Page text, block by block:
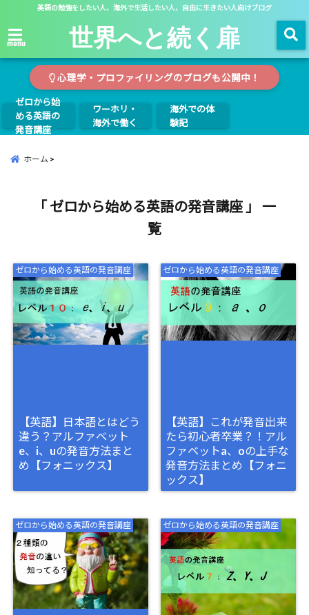
英語の勉強をしたい人、海外で生活したい人、自由に生きたい人向けブログ
menu 世界へと続く扉
心理学・プロファイリングのブログも公開中！
ゼロから始
める英語の
発音講座
ワーホリ・
海外で働く
海外での体
験記
ホーム
「 ゼロから始める英語の発音講座 」 一
覧
ゼロから始める英語の発音講座
【英語】日本語とはどう
違う？アルファベット
e、i、uの発音方法まと
め【フォニックス】
ゼロから始める英語の発音講座
【英語】これが発音出来
たら初心者卒業？！アル
ファベットa、oの上手な
発音方法まとめ【フォニ
ックス】
ゼロから始める英語の発音講座 ゼロから始める英語の発音講座